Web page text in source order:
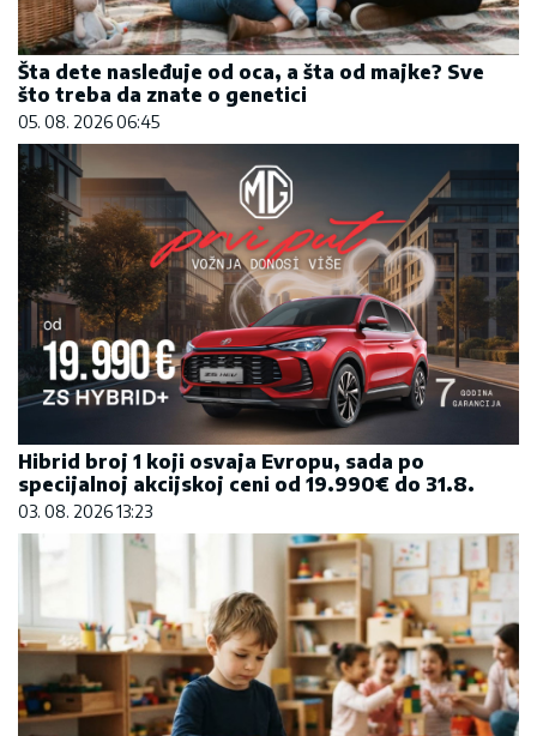
Šta dete nasleđuje od oca, a šta od majke? Sve
što treba da znate o genetici
05. 08. 2026 06:45
Hibrid broj 1 koji osvaja Evropu, sada po
specijalnoj akcijskoj ceni od 19.990€ do 31.8.
03. 08. 2026 13:23